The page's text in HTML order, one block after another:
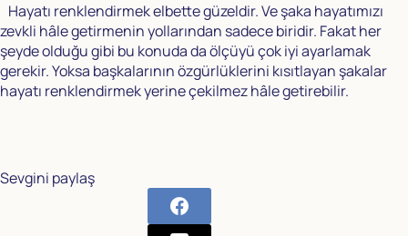
Hayatı renklendirmek elbette güzeldir. Ve şaka hayatımızı
zevkli hâle getirmenin yollarından sadece biridir. Fakat her
şeyde olduğu gibi bu konuda da ölçüyü çok iyi ayarlamak
gerekir. Yoksa başkalarının özgürlüklerini kısıtlayan şakalar
hayatı renklendirmek yerine çekilmez hâle getirebilir.
Sevgini paylaş